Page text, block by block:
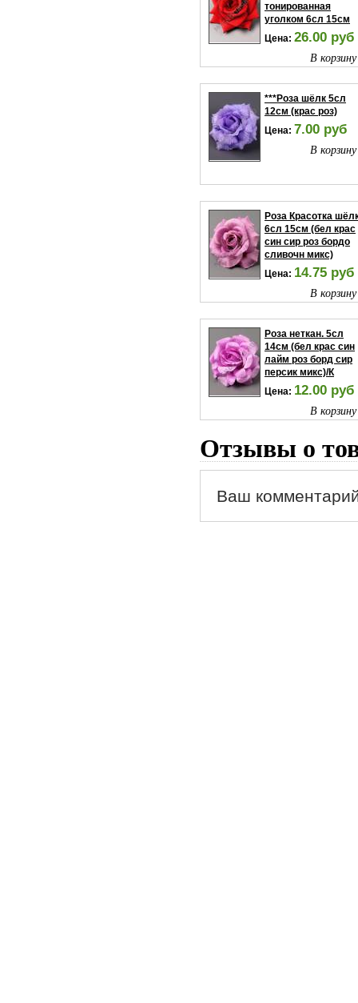
тонированная
уголком 6сл 15см
Цена: 26.00 руб
В
***Роза шёлк 5сл
12см (крас роз)
Цена: 7.00 руб
В
Роза Красотка
6сл 15см (бел крас
син сир роз бордо
сливочн микс)
Цена: 14.75 руб
В
Роза неткан. 5сл
14см (бел крас син
лайм роз борд сир
персик микс)/К
Цена: 12.00 руб
В
Отзывы о
Ваш